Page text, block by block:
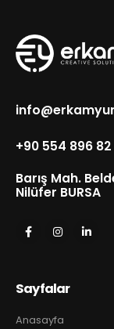
+90 554 896
Barış Mah.
Nilüfer BURSA
Sayfalar
Anasayfa